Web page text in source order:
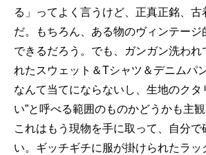
る」ってよく言うけど、正真正銘、
だ。もちろん、ある物のヴィンテージ
できるだろう。でも、ガンガン洗われ
れたスウェット＆Tシャツ＆デニムパ
なんて当てにならないし、生地のクタ
い”と呼べる範囲のものかどうかも主
これはもう現物を手に取って、自分で
い。ギッチギチに服が掛けられたラッ